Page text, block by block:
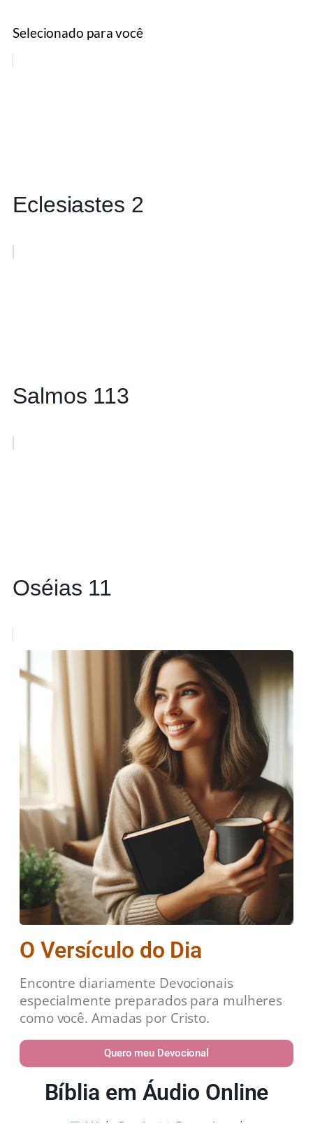
Selecionado para você
Eclesiastes 2
Salmos 113
Oséias 11
O Versículo do Dia
Encontre diariamente Devocionais
especialmente preparados para mulheres
como você. Amadas por Cristo.
Quero meu Devocional
Bíblia em Áudio Online
Web Stories
Devocional